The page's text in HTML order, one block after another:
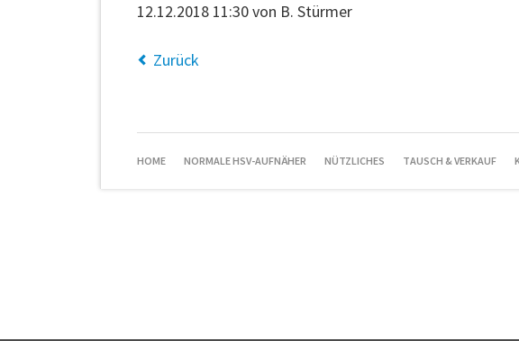
12.12.2018 11:30von B. Stürmer
Zurück
NAVIGATION
HOME NORMALE HSV-AUFNÄHER NÜTZLICHES TAUSCH & VERKAUF